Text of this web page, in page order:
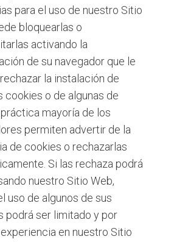
para el uso de nuestro Sitio
bloquearlas o
activando la
de su navegador que le
la instalación de
cookies o de algunas de
mayoría de los
permiten advertir de la
de cookies o rechazarlas
Si las rechaza podrá
nuestro Sitio Web,
uso de algunos de sus
podrá ser limitado y por
en nuestro Sitio